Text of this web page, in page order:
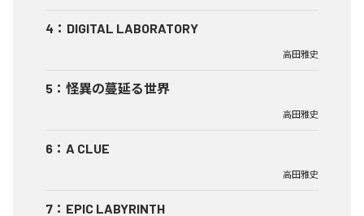
4 ： DIGITAL LABORATORY
高田雅史
5 ： 怪異の蔓延る世界
高田雅史
6 ： A CLUE
高田雅史
7 ： EPIC LABYRINTH